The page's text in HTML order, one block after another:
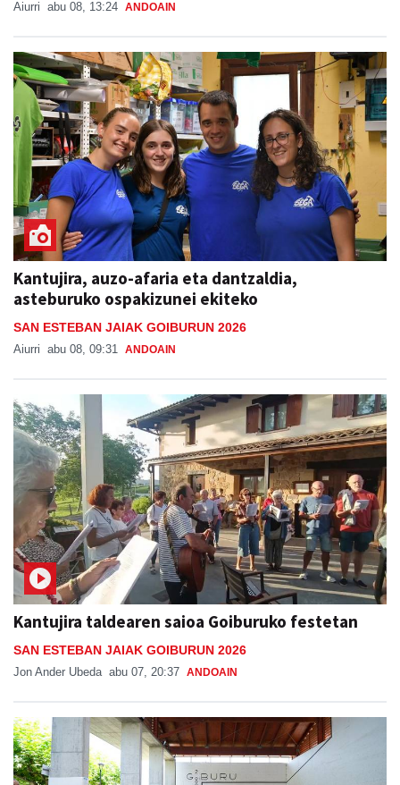
Aiurri abu 08, 13:24 ANDOAIN
Kantujira, auzo-afaria eta dantzaldia,
asteburuko ospakizunei ekiteko
SAN ESTEBAN JAIAK GOIBURUN 2026
Aiurri abu 08, 09:31 ANDOAIN
Kantujira taldearen saioa Goiburuko festetan
SAN ESTEBAN JAIAK GOIBURUN 2026
Jon Ander Ubeda abu 07, 20:37 ANDOAIN